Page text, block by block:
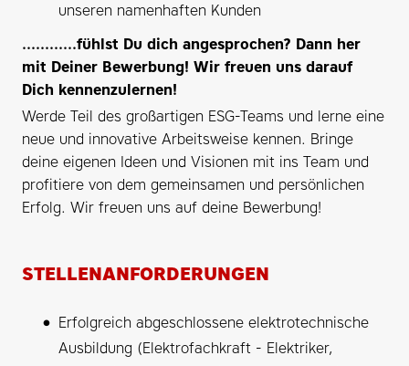
unseren namenhaften Kunden
............fühlst Du dich angesprochen? Dann her
mit Deiner Bewerbung! Wir freuen uns darauf
Dich kennenzulernen!
Werde Teil des großartigen ESG-Teams und lerne eine
neue und innovative Arbeitsweise kennen. Bringe
deine eigenen Ideen und Visionen mit ins Team und
profitiere von dem gemeinsamen und persönlichen
Erfolg. Wir freuen uns auf deine Bewerbung!
STELLENANFORDERUNGEN
Erfolgreich abgeschlossene elektrotechnische
Ausbildung (Elektrofachkraft - Elektriker,